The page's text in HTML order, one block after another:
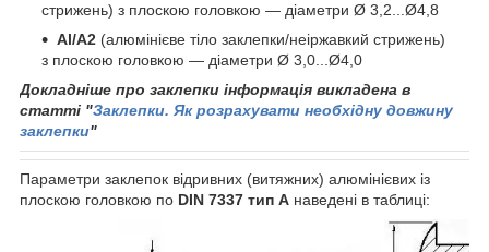
стрижень) з плоскою головкою — діаметри Ø 3,2...Ø4,8
Al/А2 (алюмінієве тіло заклепки/неіржавкий стрижень)
з плоскою головкою — діаметри Ø 3,0...Ø4,0
Докладніше про заклепки інформація викладена в
статті "Заклепки. Як розрахувати необхідну довжину
заклепки"
Параметри заклепок відривних (витяжних) алюмінієвих із
плоскою головкою по DIN 7337 тип А наведені в таблиці: